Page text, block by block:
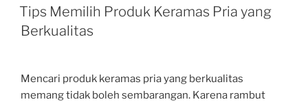
ON
Tips Memilih Produk Keramas Pria yang
Berkualitas
Mencari produk keramas pria yang berkualitas
memang tidak boleh sembarangan. Karena rambut